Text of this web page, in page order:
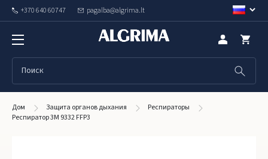
+370 640 60747 pagalba@algrima.lt
Дом Защита органов дыхания
Респираторы
Респиратор 3M 9332 FFP3